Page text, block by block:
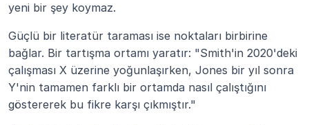
yeni bir şey koymaz.
Güçlü bir literatür taraması ise noktaları birbirine
bağlar. Bir tartışma ortamı yaratır: "Smith'in 2020'deki
çalışması X üzerine yoğunlaşırken, Jones bir yıl sonra
Y'nin tamamen farklı bir ortamda nasıl çalıştığını
göstererek bu fikre karşı çıkmıştır."